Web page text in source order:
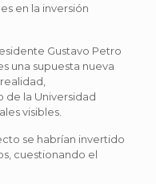
en la inversión
Gustavo Petro
una supuesta nueva
de la Universidad
visibles.
se habrían invertido
cuestionando el